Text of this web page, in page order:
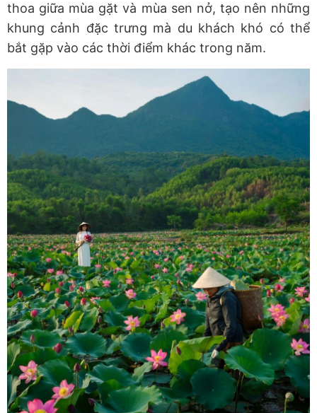
thoa giữa mùa gặt và mùa sen nở, tạo nên những
khung cảnh đặc trưng mà du khách khó có thể
bắt gặp vào các thời điểm khác trong năm.